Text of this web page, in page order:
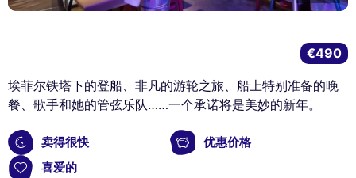
埃菲尔铁塔下的登船、非凡的游轮之旅、船上特别准备的晚
餐、歌手和她的管弦乐队……一个​​承诺将是美妙的新年。
卖得很快
优惠价格
喜爱的
€490